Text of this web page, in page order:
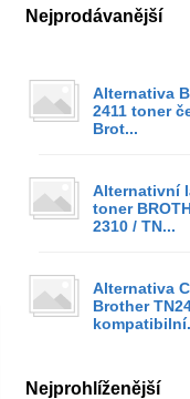
Nejprodávanější
Alternativa
2411 toner
Brot...
Alternativní
toner
2310 / TN...
Alternativa
Brother
Nejprohlíženější